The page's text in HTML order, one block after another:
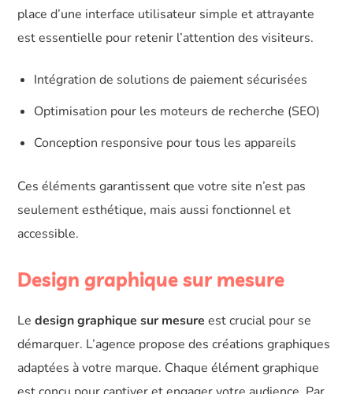
place d’une interface utilisateur simple et attrayante
est essentielle pour retenir l’attention des visiteurs.
Intégration de solutions de paiement sécurisées
Optimisation pour les moteurs de recherche (SEO)
Conception responsive pour tous les appareils
Ces éléments garantissent que votre site n’est pas
seulement esthétique, mais aussi fonctionnel et
accessible.
Design graphique sur mesure
Ledesign graphique sur mesure est crucial pour se
démarquer. L’agence propose des créations graphiques
adaptées à votre marque. Chaque élément graphique